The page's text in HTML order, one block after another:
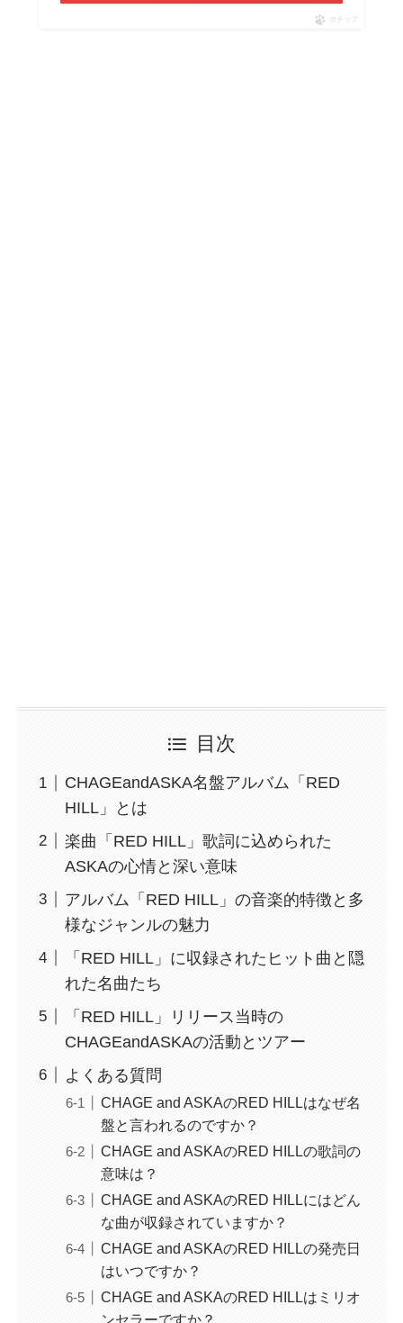
ポチップ
目次
CHAGEandASKA名盤アルバム「RED
HILL」とは
楽曲「RED HILL」歌詞に込められた
ASKAの心情と深い意味
アルバム「RED HILL」の音楽的特徴と多
様なジャンルの魅力
「RED HILL」に収録されたヒット曲と隠
れた名曲たち
「RED HILL」リリース当時の
CHAGEandASKAの活動とツアー
よくある質問
CHAGE and ASKAのRED HILLはなぜ名
盤と言われるのですか？
CHAGE and ASKAのRED HILLの歌詞の
意味は？
CHAGE and ASKAのRED HILLにはどん
な曲が収録されていますか？
CHAGE and ASKAのRED HILLの発売日
はいつですか？
CHAGE and ASKAのRED HILLはミリオ
ンセラーですか？